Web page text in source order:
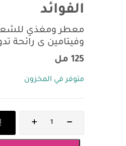
الفوائد
معطر ومغذي
وفيتامين ى رائحة
125 مل
متوفر في المخزون